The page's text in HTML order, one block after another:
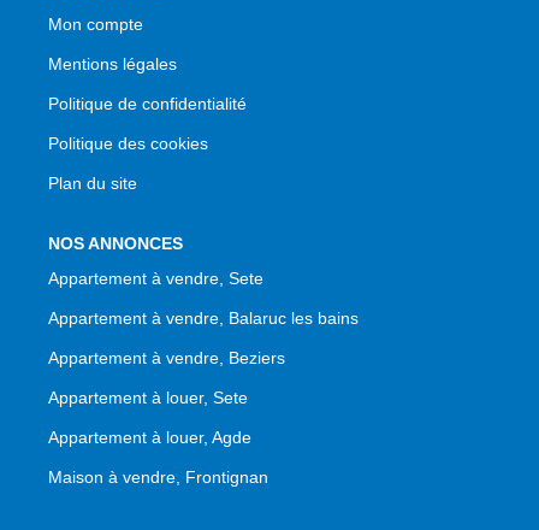
Mon compte
Mentions légales
Politique de confidentialité
Politique des cookies
Plan du site
NOS ANNONCES
Appartement à vendre, Sete
Appartement à vendre, Balaruc les bains
Appartement à vendre, Beziers
Appartement à louer, Sete
Appartement à louer, Agde
Maison à vendre, Frontignan